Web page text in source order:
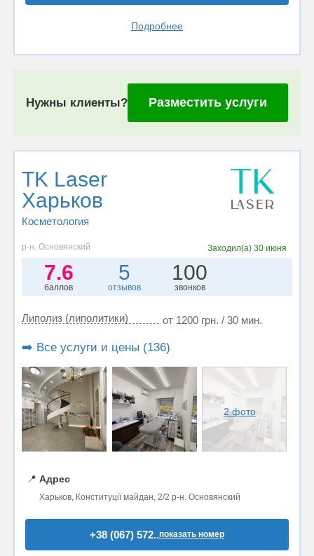
Подробнее
Нужны клиенты? Разместить услуги
TK Laser
Харьков
Косметология
р-н. Основянский Заходил(а)30 июня
7.6
баллов
5
отзывов
100
звонков
Липолиз (липолитики) от 1200 грн. / 30 мин.
➡️ Все услуги и цены (136)
2 фото
📍 Адрес
Харьков, Конституції майдан, 2/2 р-н. Основянский
+38 (067) 572..показать номер